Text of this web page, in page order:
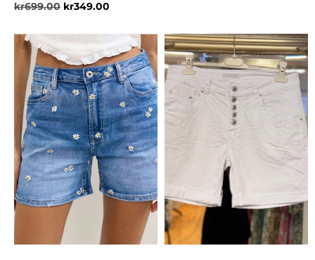
kr699.00 kr349.00